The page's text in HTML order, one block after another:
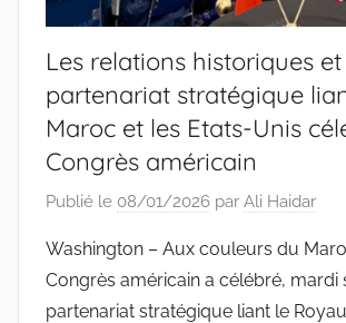
Les relations historiques
partenariat stratégique
Maroc et les Etats-Unis
Congrès américain
Publié le 08/01/2026 par Ali Haidar
Washington – Aux couleurs du
Congrès américain a célébré, mardi
partenariat stratégique liant le